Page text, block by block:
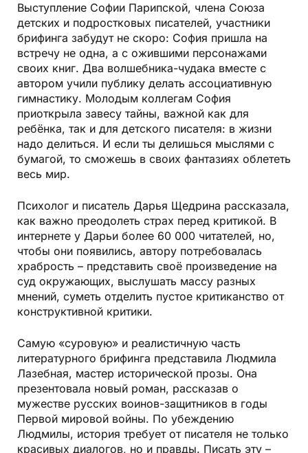
Выступление Софии Парипской, члена Союза
детских и подростковых писателей, участники
брифинга забудут не скоро: София пришла на
встречу не одна, а с ожившими персонажами
своих книг. Два волшебника-чудака вместе с
автором учили публику делать ассоциативную
гимнастику. Молодым коллегам София
приоткрыла завесу тайны, важной как для
ребёнка, так и для детского писателя: в жизни
надо делиться. И если ты делишься мыслями с
бумагой, то сможешь в своих фантазиях облететь
весь мир.
Психолог и писатель Дарья Щедрина рассказала,
как важно преодолеть страх перед критикой. В
интернете у Дарьи более 60 000 читателей, но,
чтобы они появились, автору потребовалась
храбрость – представить своё произведение на
суд окружающих, выслушать массу разных
мнений, суметь отделить пустое критиканство от
конструктивной критики.
Самую «суровую» и реалистичную часть
литературного брифинга представила Людмила
Лазебная, мастер исторической прозы. Она
презентовала новый роман, рассказав о
мужестве русских воинов-защитников в годы
Первой мировой войны. По убеждению
Людмилы, история требует от писателя не только
красивых диалогов, но и правды. Писать эту –